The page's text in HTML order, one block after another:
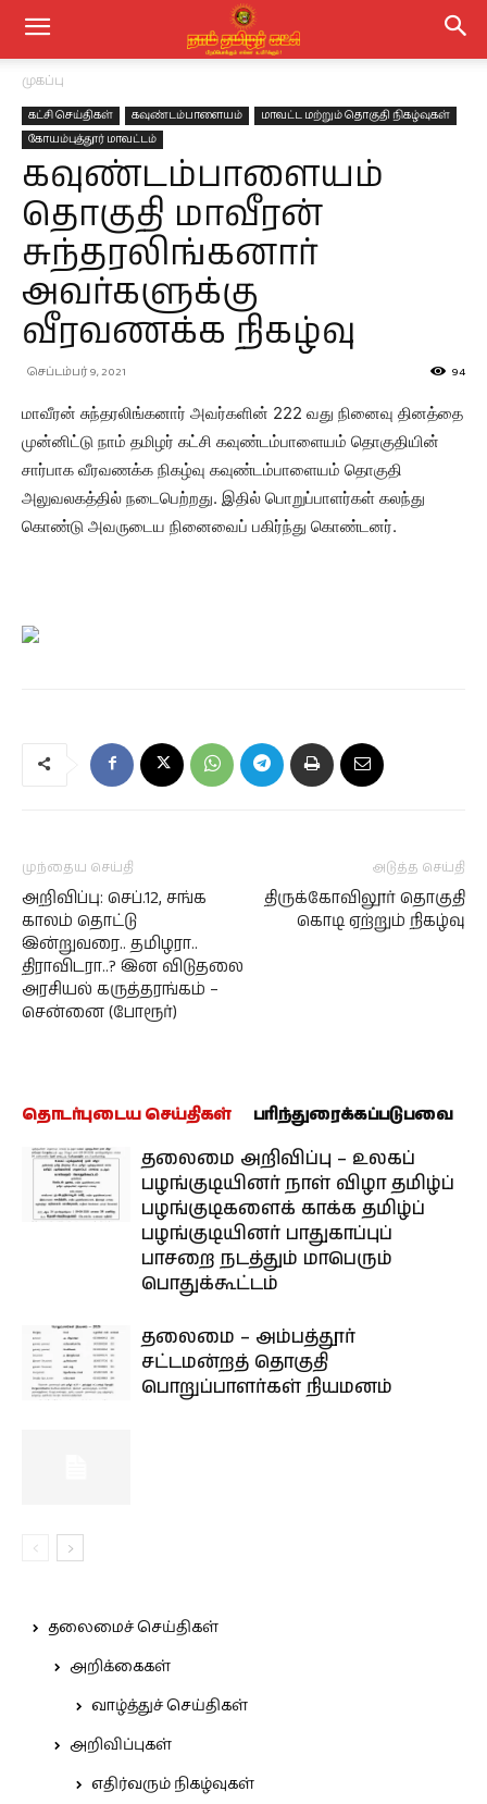
முகப்பு
கட்சி செய்திகள் கவுண்டம்பாளையம்
மாவட்ட மற்றும் தொகுதி நிகழ்வுகள்
கோயம்புத்தூர் மாவட்டம்
கவுண்டம்பாளையம்
தொகுதி மாவீரன்
சுந்தரலிங்கனார்
அவர்களுக்கு
வீரவணக்க நிகழ்வு
செப்டம்பர் 9, 2021 94
மாவீரன் சுந்தரலிங்கனார் அவர்களின் 222 வது நினைவு தினத்தை
முன்னிட்டு நாம் தமிழர் கட்சி கவுண்டம்பாளையம் தொகுதியின்
சார்பாக வீரவணக்க நிகழ்வு கவுண்டம்பாளையம் தொகுதி
அலுவலகத்தில் நடைபெற்றது. இதில் பொறுப்பாளர்கள் கலந்து
கொண்டு அவருடைய நினைவைப் பகிர்ந்து கொண்டனர்.
முந்தைய செய்தி
அறிவிப்பு: செப்.12, சங்க
காலம் தொட்டு
இன்றுவரை.. தமிழரா..
திராவிடரா..? இன விடுதலை
அரசியல் கருத்தரங்கம் –
சென்னை (போரூர்)
அடுத்த செய்தி
திருக்கோவிலூர் தொகுதி
கொடி ஏற்றும் நிகழ்வு
தொடர்புடைய செய்திகள் பரிந்துரைக்கப்படுபவை
தலைமை அறிவிப்பு – உலகப்
பழங்குடியினர் நாள் விழா தமிழ்ப்
பழங்குடிகளைக் காக்க தமிழ்ப்
பழங்குடியினர் பாதுகாப்புப்
பாசறை நடத்தும் மாபெரும்
பொதுக்கூட்டம்
தலைமை – அம்பத்தூர்
சட்டமன்றத் தொகுதி
பொறுப்பாளர்கள் நியமனம்
தலைமைச் செய்திகள்
அறிக்கைகள்
வாழ்த்துச் செய்திகள்
அறிவிப்புகள்
எதிர்வரும் நிகழ்வுகள்